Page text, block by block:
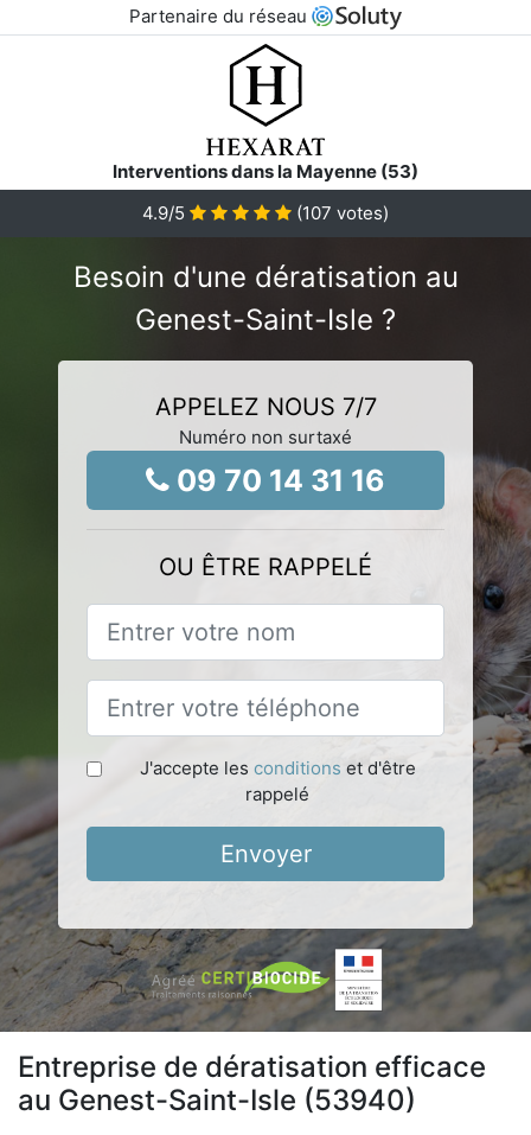
Partenaire du réseau
Interventions dans la Mayenne (53)
4.9/5 (107 votes)
Besoin d'une dératisation au
Genest-Saint-Isle ?
APPELEZ NOUS 7/7
Numéro non surtaxé
09 70 14 31 16
OU ÊTRE RAPPELÉ
J'accepte les conditions et d'être
rappelé
Envoyer
Entreprise de dératisation efficace
au Genest-Saint-Isle (53940)